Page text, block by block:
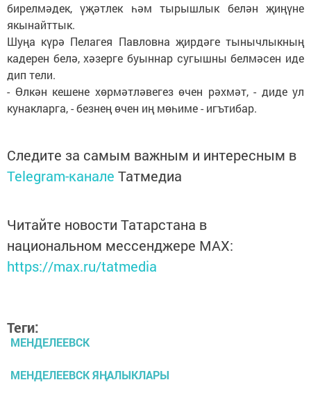
бирелмәдек, үҗәтлек һәм тырышлык белән җиңүне
якынайттык.
Шуңа күрә Пелагея Павловна җирдәге тынычлыкның
кадерен белә, хәзерге буыннар сугышны белмәсен иде
дип тели.
- Өлкән кешене хөрмәтләвегез өчен рәхмәт, - диде ул
кунакларга, - безнең өчен иң мөһиме - игътибар.
Следите за самым важным и интересным в
Telegram-канале Татмедиа
Читайте новости Татарстана в
национальном мессенджере MАХ:
https://max.ru/tatmedia
Теги:
МЕНДЕЛЕЕВСК
МЕНДЕЛЕЕВСК ЯҢАЛЫКЛАРЫ